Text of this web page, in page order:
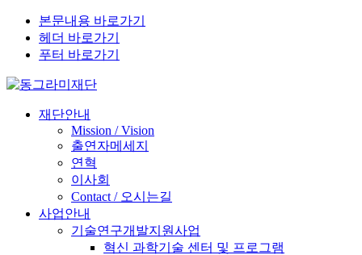
본문내용 바로가기
헤더 바로가기
푸터 바로가기
재단안내
Mission / Vision
출연자메세지
연혁
이사회
Contact / 오시는길
사업안내
기술연구개발지원사업
혁신 과학기술 센터 및 프로그램